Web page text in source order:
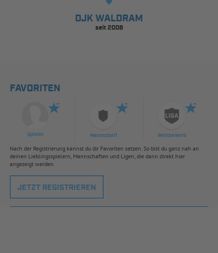
DJK WALDRAM
seit 2008
FAVORITEN
Spieler Mannschaft Wettbewerb
Nach der Registrierung kannst du dir Favoriten setzen. So bist du ganz nah an
deinen Lieblingsspielern, Mannschaften und Ligen, die dann direkt hier
angezeigt werden.
JETZT REGISTRIEREN